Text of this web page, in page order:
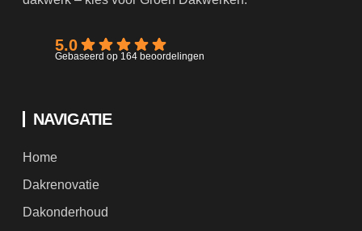
5.0
Gebaseerd op 164 beoordelingen
NAVIGATIE
Home
Dakrenovatie
Dakonderhoud